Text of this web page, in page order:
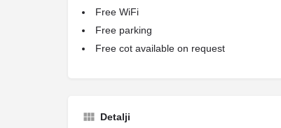
Free WiFi
Free parking
Free cot available on request
Detalji